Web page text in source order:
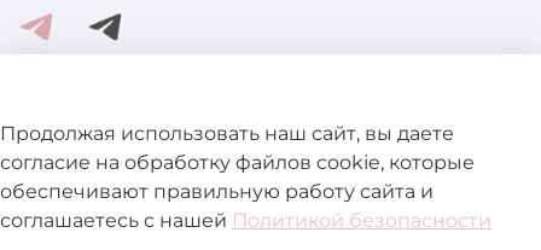
Помощь и информация
Подробнее о магазине
Продолжая использовать наш сайт, вы даете
согласие на обработку файлов cookie, которые
обеспечивают правильную работу сайта и
соглашаетесь с нашей Политикой безопасности